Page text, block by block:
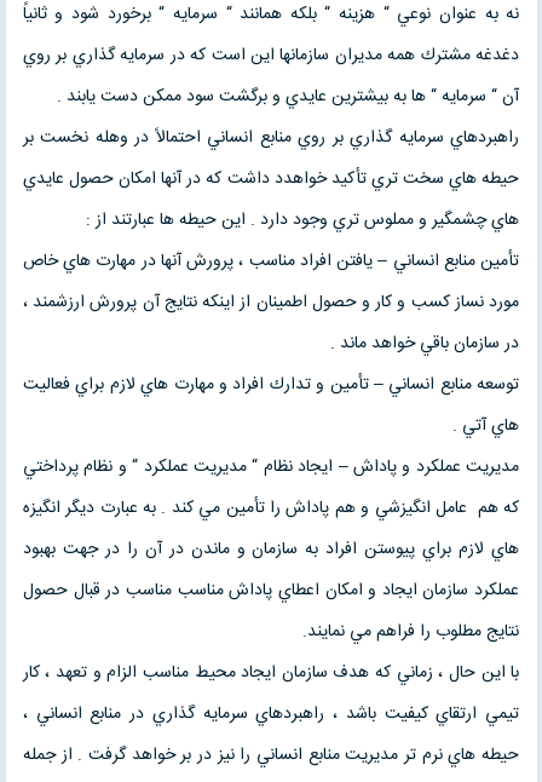
نه به عنوان نوعي “ هزينه “ بلكه همانند “ سرمايه “ برخورد شود و ثانياً
دغدغه مشترك همه مديران سازمانها اين است كه در سرمايه گذاري بر روي
آن “ سرمايه “ ها به بيشترين عايدي و برگشت سود ممكن دست يابند .
راهبردهاي سرمايه گذاري بر روي منابع انساني احتمالاً در وهله نخست بر
حيطه هاي سخت تري تأكيد خواهدد داشت كه در آنها امكان حصول عايدي
هاي چشمگير و مملوس تري وجود دارد . اين حيطه ها عبارتند از :
تأمين منابع انساني – يافتن افراد مناسب ، پرورش آنها در مهارت هاي خاص
مورد نساز كسب و كار و حصول اطمينان از اينكه نتايج آن پرورش ارزشمند ،
در سازمان باقي خواهد ماند .
توسعه منابع انساني – تأمين و تدارك افراد و مهارت هاي لازم براي فعاليت
هاي آتي .
مديريت عملكرد و پاداش – ايجاد نظام “ مديريت عملكرد “ و نظام پرداختي
كه هم عامل انگيزشي و هم پاداش را تأمين مي كند . به عبارت ديگر انگيزه
هاي لازم براي پيوستن افراد به سازمان و ماندن در آن را در جهت بهبود
عملكرد سازمان ايجاد و امكان اعطاي پاداش مناسب مناسب در قبال حصول
نتايج مطلوب را فراهم مي نمايند.
با اين حال ، زماني كه هدف سازمان ايجاد محيط مناسب الزام و تعهد ، كار
تيمي ارتقاي كيفيت باشد ، راهبردهاي سرمايه گذاري در منابع انساني ،
حيطه هاي نرم تر مديريت منابع انساني را نيز در بر خواهد گرفت . از جمله